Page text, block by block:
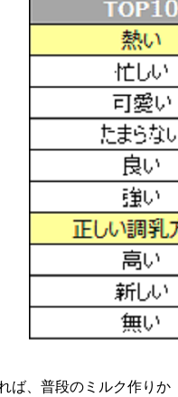
ば、普段のミルク作りか